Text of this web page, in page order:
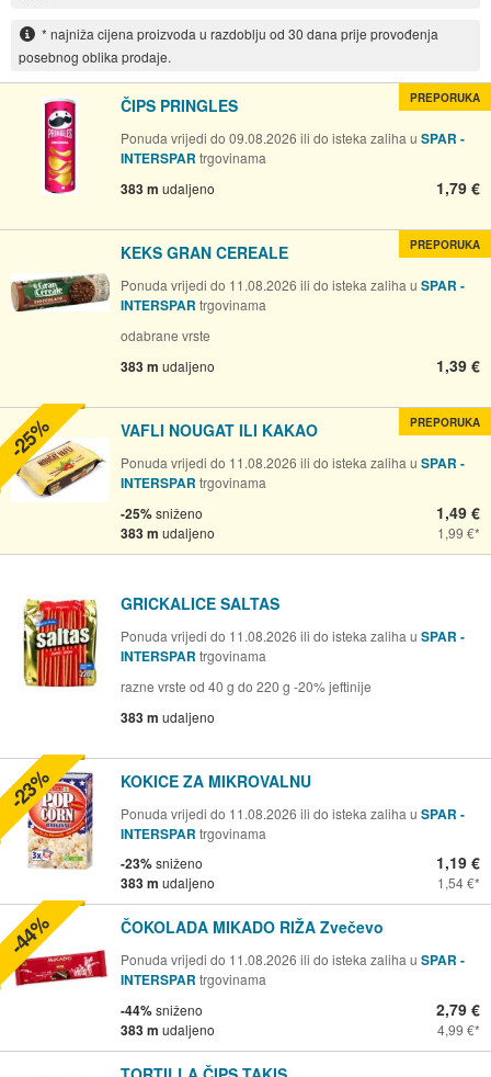
* najniža cijena proizvoda u razdoblju od 30 dana prije provođenja
posebnog oblika prodaje.
ČIPS PRINGLES
Ponuda vrijedi do 09.08.2026 ili do isteka zaliha u SPAR -
INTERSPAR trgovinama
383 m udaljeno 1,79 €
PREPORUKA
KEKS GRAN CEREALE
Ponuda vrijedi do 11.08.2026 ili do isteka zaliha u SPAR -
INTERSPAR trgovinama
odabrane vrste
383 m udaljeno 1,39 €
PREPORUKA
VAFLI NOUGAT ILI KAKAO
Ponuda vrijedi do 11.08.2026 ili do isteka zaliha u SPAR -
INTERSPAR trgovinama
-25%sniženo
383 m udaljeno
1,49 €
1,99 €
PREPORUKA
-25%
GRICKALICE SALTAS
Ponuda vrijedi do 11.08.2026 ili do isteka zaliha u SPAR -
INTERSPAR trgovinama
razne vrste od 40 g do 220 g -20% jeftinije
383 m udaljeno
KOKICE ZA MIKROVALNU
Ponuda vrijedi do 11.08.2026 ili do isteka zaliha u SPAR -
INTERSPAR trgovinama
-23%sniženo
383 m udaljeno
1,19 €
1,54 €
-23%
ČOKOLADA MIKADO RIŽA Zvečevo
Ponuda vrijedi do 11.08.2026 ili do isteka zaliha u SPAR -
INTERSPAR trgovinama
-44%sniženo
383 m udaljeno
2,79 €
4,99 €
-44%